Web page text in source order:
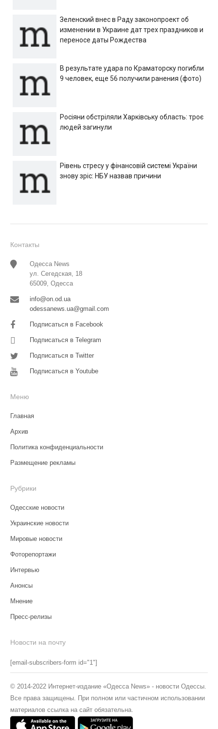
Зеленский внес в Раду законопроект об
изменении в Украине дат трех праздников и
переносе даты Рождества
В результате удара по Краматорску погибли
9 человек, еще 56 получили ранения (фото)
Росіяни обстріляли Харківську область: троє
людей загинули
Рівень стресу у фінансовій системі України
знову зріс: НБУ назвав причини
Контакты
Одесса News
ул. Сегедская, 18
65009, Одесса
info@on.od.ua
odessanews.ua@gmail.com
Подписаться в Facebook
Подписаться в Telegram
Подписаться в Twitter
Подписаться в Youtube
Меню
Главная
Архив
Политика конфиденциальности
Размещение рекламы
Рубрики
Одесские новости
Украинские новости
Мировые новости
Фоторепортажи
Интервью
Анонсы
Мнение
Пресс-релизы
Новости на почту
[email-subscribers-form id="1"]
© 2014-2022 Интернет-издание «Одесса News» - новости Одессы.
Все права защищены. При полном или частичном использовании
материалов ссылка на сайт обязательна.